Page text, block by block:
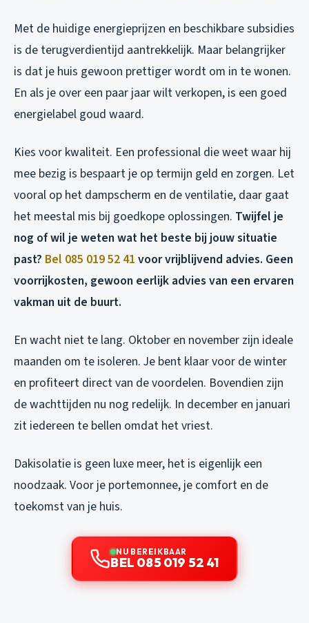
Met de huidige energieprijzen en beschikbare subsidies
is de terugverdientijd aantrekkelijk. Maar belangrijker
is dat je huis gewoon prettiger wordt om in te wonen.
En als je over een paar jaar wilt verkopen, is een goed
energielabel goud waard.
Kies voor kwaliteit. Een professional die weet waar hij
mee bezig is bespaart je op termijn geld en zorgen. Let
vooral op het dampscherm en de ventilatie, daar gaat
het meestal mis bij goedkope oplossingen. Twijfel je
nog of wil je weten wat het beste bij jouw situatie
past? Bel 085 019 52 41 voor vrijblijvend advies. Geen
voorrijkosten, gewoon eerlijk advies van een ervaren
vakman uit de buurt.
En wacht niet te lang. Oktober en november zijn ideale
maanden om te isoleren. Je bent klaar voor de winter
en profiteert direct van de voordelen. Bovendien zijn
de wachttijden nu nog redelijk. In december en januari
zit iedereen te bellen omdat het vriest.
Dakisolatie is geen luxe meer, het is eigenlijk een
noodzaak. Voor je portemonnee, je comfort en de
toekomst van je huis.
NU BEREIKBAAR
BEL 085 019 52 41